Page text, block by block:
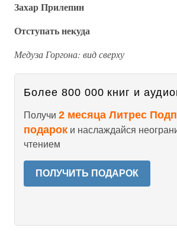
Захар Прилепин
Отступать некуда
Медуза Горгона: вид сверху
Более 800 000 книг и
Получи 2 месяца Литрес
подарок и наслаждайся
чтением
ПОЛУЧИТЬ ПОДАРОК